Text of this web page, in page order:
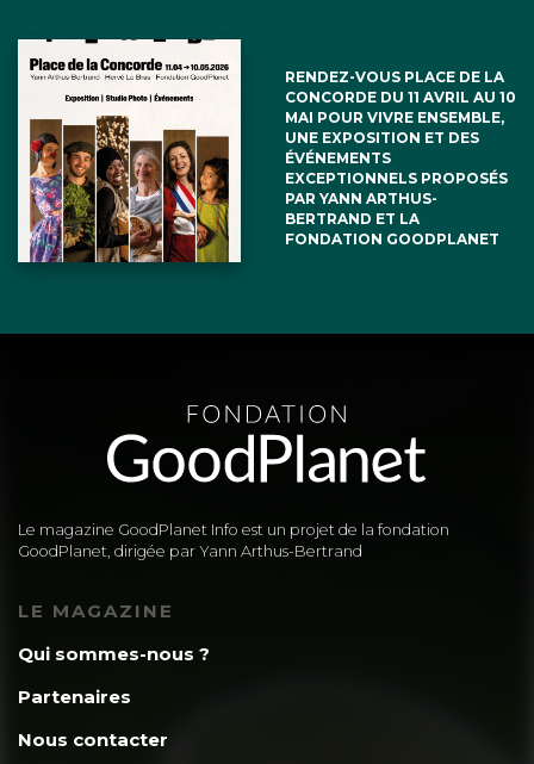
RENDEZ-VOUS PLACE DE LA
CONCORDE DU 11 AVRIL AU 10
MAI POUR VIVRE ENSEMBLE,
UNE EXPOSITION ET DES
ÉVÉNEMENTS
EXCEPTIONNELS PROPOSÉS
PAR YANN ARTHUS-
BERTRAND ET LA
FONDATION GOODPLANET
Le magazine GoodPlanet Info est un projet de la fondation
GoodPlanet, dirigée par Yann Arthus-Bertrand
LE MAGAZINE
Qui sommes-nous ?
Partenaires
Nous contacter